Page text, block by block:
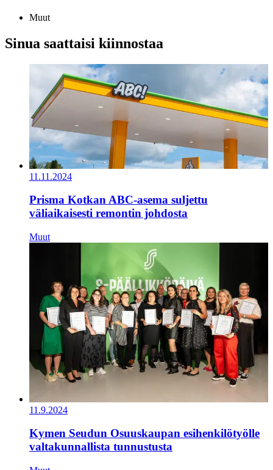
Muut
Sinua saattaisi kiinnostaa
11.11.2024
Prisma Kotkan ABC-asema suljettu
väliaikaisesti remontin johdosta
Muut
11.9.2024
Kymen Seudun Osuuskaupan esihenkilötyölle
valtakunnallista tunnustusta